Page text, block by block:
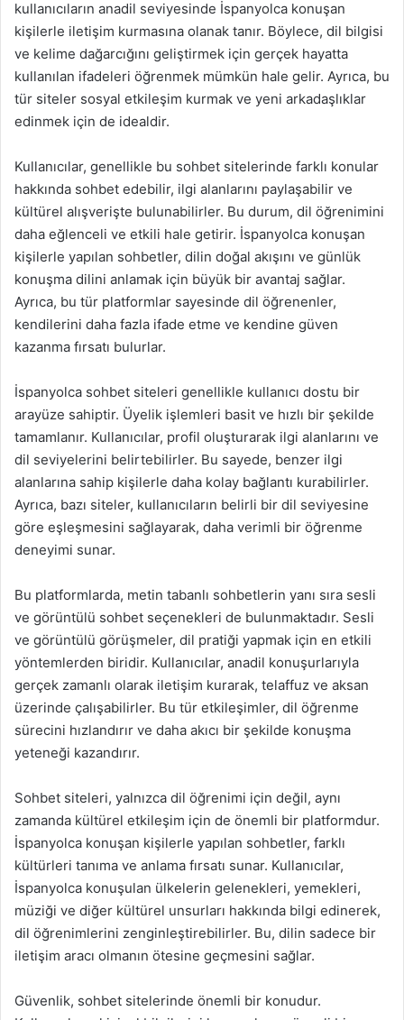
kullanıcıların anadil seviyesinde İspanyolca konuşan
kişilerle iletişim kurmasına olanak tanır. Böylece, dil bilgisi
ve kelime dağarcığını geliştirmek için gerçek hayatta
kullanılan ifadeleri öğrenmek mümkün hale gelir. Ayrıca, bu
tür siteler sosyal etkileşim kurmak ve yeni arkadaşlıklar
edinmek için de idealdir.
Kullanıcılar, genellikle bu sohbet sitelerinde farklı konular
hakkında sohbet edebilir, ilgi alanlarını paylaşabilir ve
kültürel alışverişte bulunabilirler. Bu durum, dil öğrenimini
daha eğlenceli ve etkili hale getirir. İspanyolca konuşan
kişilerle yapılan sohbetler, dilin doğal akışını ve günlük
konuşma dilini anlamak için büyük bir avantaj sağlar.
Ayrıca, bu tür platformlar sayesinde dil öğrenenler,
kendilerini daha fazla ifade etme ve kendine güven
kazanma fırsatı bulurlar.
İspanyolca sohbet siteleri genellikle kullanıcı dostu bir
arayüze sahiptir. Üyelik işlemleri basit ve hızlı bir şekilde
tamamlanır. Kullanıcılar, profil oluşturarak ilgi alanlarını ve
dil seviyelerini belirtebilirler. Bu sayede, benzer ilgi
alanlarına sahip kişilerle daha kolay bağlantı kurabilirler.
Ayrıca, bazı siteler, kullanıcıların belirli bir dil seviyesine
göre eşleşmesini sağlayarak, daha verimli bir öğrenme
deneyimi sunar.
Bu platformlarda, metin tabanlı sohbetlerin yanı sıra sesli
ve görüntülü sohbet seçenekleri de bulunmaktadır. Sesli
ve görüntülü görüşmeler, dil pratiği yapmak için en etkili
yöntemlerden biridir. Kullanıcılar, anadil konuşurlarıyla
gerçek zamanlı olarak iletişim kurarak, telaffuz ve aksan
üzerinde çalışabilirler. Bu tür etkileşimler, dil öğrenme
sürecini hızlandırır ve daha akıcı bir şekilde konuşma
yeteneği kazandırır.
Sohbet siteleri, yalnızca dil öğrenimi için değil, aynı
zamanda kültürel etkileşim için de önemli bir platformdur.
İspanyolca konuşan kişilerle yapılan sohbetler, farklı
kültürleri tanıma ve anlama fırsatı sunar. Kullanıcılar,
İspanyolca konuşulan ülkelerin gelenekleri, yemekleri,
müziği ve diğer kültürel unsurları hakkında bilgi edinerek,
dil öğrenimlerini zenginleştirebilirler. Bu, dilin sadece bir
iletişim aracı olmanın ötesine geçmesini sağlar.
Güvenlik, sohbet sitelerinde önemli bir konudur.